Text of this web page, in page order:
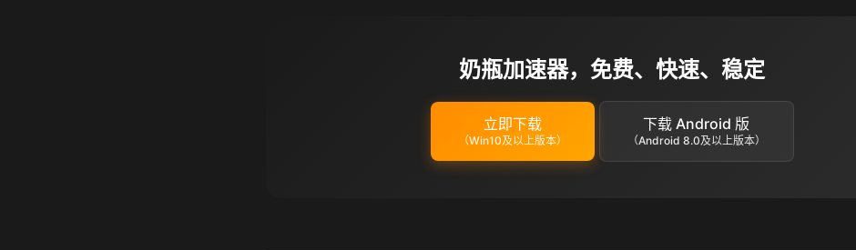
奶瓶加速器，免费、快速、稳定
立即下载
（Win10及以上版本）
下载 Android 版
（Android 8.0及以上版本）